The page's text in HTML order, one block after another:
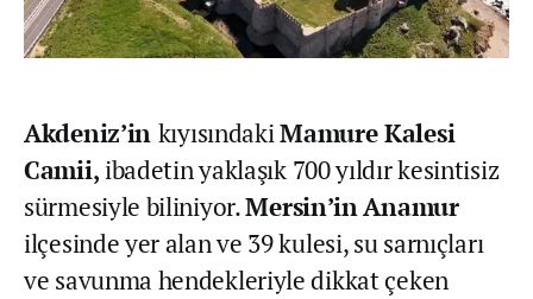
Akdeniz’in kıyısındakiMamure Kalesi
Camii, ibadetin yaklaşık 700 yıldır kesintisiz
sürmesiyle biliniyor.Mersin’inAnamur
ilçesinde yer alan ve 39 kulesi, su sarnıçları
ve savunma hendekleriyle dikkat çeken